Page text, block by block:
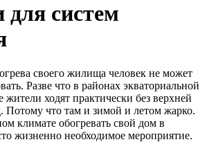
систем
своего жилища человек не может
Разве что в районах экваториальной
ходят практически без верхней
Потому что там и зимой и летом жарко.
климате обогревать свой дом в
жизненно необходимое мероприятие.